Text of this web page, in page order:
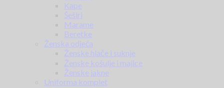
Kape
Šeširi
Marame
Beretke
Ženska odjeća
Ženske hlače i suknje
Ženske košulje i majice
Ženske jakne
Uniforma komplet